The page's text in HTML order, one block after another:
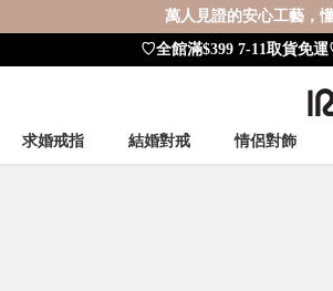
萬人見證的安心工藝，
♡全館滿$399 7-11取貨免
求婚戒指 結婚對戒 情侶對飾